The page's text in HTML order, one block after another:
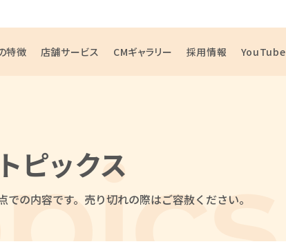
特徴 店舗サービス CMギャラリー 採用情報 YouTube
トピックス
の内容です。 売り切れの際はご容赦ください。